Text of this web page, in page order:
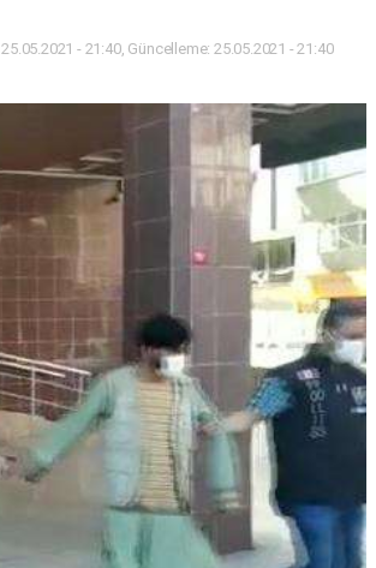
25.05.2021 - 21:40, Güncelleme: 25.05.2021 - 21:40